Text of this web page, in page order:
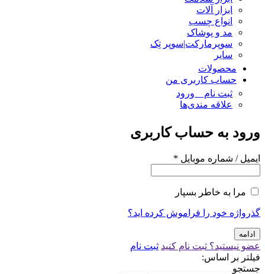
ابزار آلات
انواع چسب
مد و پوشاک
سوپرمارکت|سوپر تِک
سایر
محصولات
حساب کاربری من
ثبت نام _ ورود
علاقه مندی‌ها
ورود به حساب کاربری
ایمیل / شماره موبایل *
مرا به خاطر بسپار
گذرواژه خود را فراموش کرده اید؟
ادامه
عضو نیستید؟ ثبت نام کنید ثبت نام
فیلتر بر اساس:
جستجو